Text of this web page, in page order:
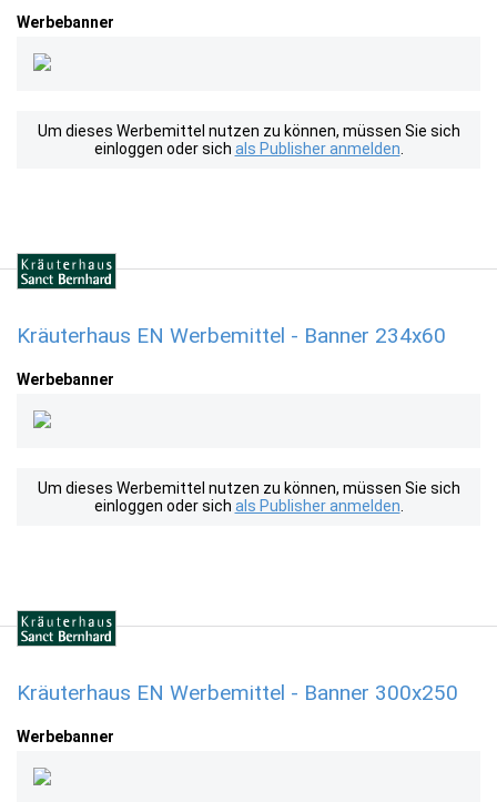
Werbebanner
Um dieses Werbemittel nutzen zu können, müssen Sie sich
einloggen oder sich als Publisher anmelden
Kräuterhaus EN Werbemittel - Banner 234x60
Werbebanner
Um dieses Werbemittel nutzen zu können, müssen Sie sich
einloggen oder sich als Publisher anmelden
Kräuterhaus EN Werbemittel - Banner 300x250
Werbebanner